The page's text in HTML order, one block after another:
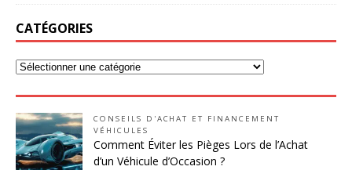
CATÉGORIES
CONSEILS D'ACHAT ET FINANCEMENT
VÉHICULES
Comment Éviter les Pièges Lors de l’Achat
d’un Véhicule d’Occasion ?